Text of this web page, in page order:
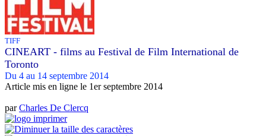
TIFF
CINEART - films au Festival de Film International de
Toronto
Du 4 au 14 septembre 2014
Article mis en ligne le 1er septembre 2014
parCharles De Clercq